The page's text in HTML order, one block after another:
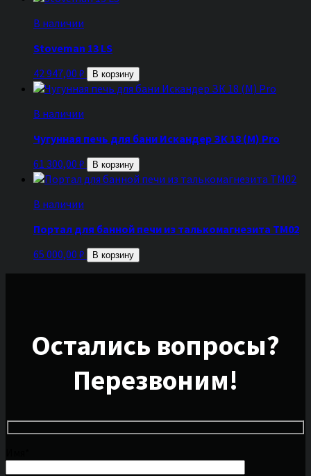
В наличии
Stoveman 13 LS
42 947,00 ₽ В корзину
В наличии
Чугунная печь для бани Искандер ЗК 18 (М) Pro
61 300,00 ₽ В корзину
В наличии
Портал для банной печи из талькомагнезита ТМ02
65 000,00 ₽ В корзину
Остались вопросы?
Перезвоним!